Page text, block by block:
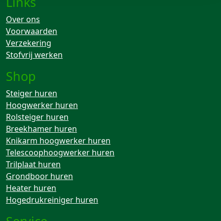
Over ons
Voorwaarden
Verzekering
Stofvrij werken
Shop
Steiger huren
Hoogwerker huren
Rolsteiger huren
Breekhamer huren
Knikarm hoogwerker huren
Telescoophoogwerker huren
Trilplaat huren
Grondboor huren
Heater huren
Hogedrukreiniger huren